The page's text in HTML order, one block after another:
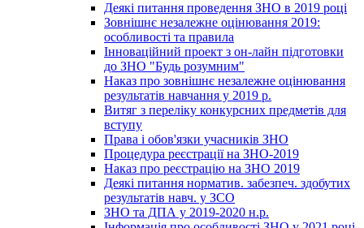
Деякі питання проведення ЗНО в 2019 році
Зовнішнє незалежне оцінювання 2019:
особливості та правила
Інноваційний проект з он-лайн підготовки
до ЗНО "Будь розумним"
Наказ про зовнішнє незалежне оцінювання
результатів навчання у 2019 р.
Витяг з переліку конкурсних предметів для
вступу
Права і обов'язки учасників ЗНО
Процедура реєстрації на ЗНО-2019
Наказ про реєстрацію на ЗНО 2019
Деякі питання норматив. забезпеч. здобутих
результатів навч. у ЗСО
ЗНО та ДПА у 2019-2020 н.р.